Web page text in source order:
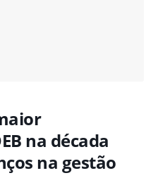
na década
na gestão